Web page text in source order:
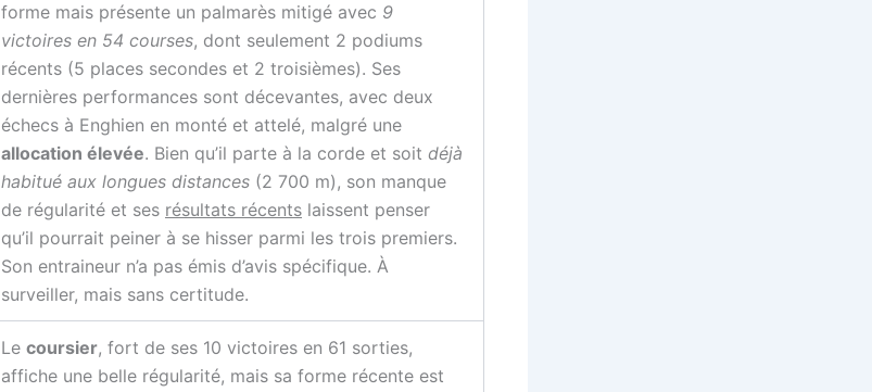
forme mais présente un palmarès mitigé avec 9
victoires en 54 courses, dont seulement 2 podiums
récents (5 places secondes et 2 troisièmes). Ses
dernières performances sont décevantes, avec deux
échecs à Enghien en monté et attelé, malgré une
allocation élevée. Bien qu’il parte à la corde et soit déjà
habitué aux longues distances (2 700 m), son manque
de régularité et ses résultats récents laissent penser
qu’il pourrait peiner à se hisser parmi les trois premiers.
Son entraineur n’a pas émis d’avis spécifique. À
surveiller, mais sans certitude.
Le coursier, fort de ses 10 victoires en 61 sorties,
affiche une belle régularité, mais sa forme récente est